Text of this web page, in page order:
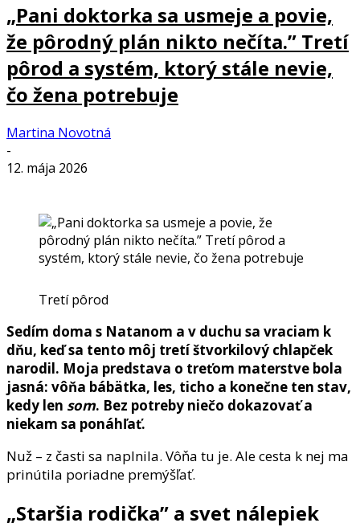
„Pani doktorka sa usmeje a povie,
že pôrodný plán nikto nečíta.” Tretí
pôrod a systém, ktorý stále nevie,
čo žena potrebuje
Martina Novotná
-
12. mája 2026
Tretí pôrod
Sedím doma s Natanom a v duchu sa vraciam k
dňu, keď sa tento môj tretí štvorkilový chlapček
narodil. Moja predstava o treťom materstve bola
jasná: vôňa bábätka, les, ticho a konečne ten stav,
kedy len som. Bez potreby niečo dokazovať a
niekam sa ponáhľať.
Nuž – z časti sa naplnila. Vôňa tu je. Ale cesta k nej ma
prinútila poriadne premýšľať.
„Staršia rodička” a svet nálepiek